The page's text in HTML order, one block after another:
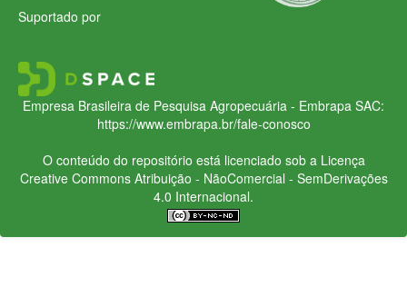
Suportado por
Empresa Brasileira de Pesquisa Agropecuária - Embrapa SAC:
https://www.embrapa.br/fale-conosco
O conteúdo do repositório está licenciado sob a Licença
Creative CommonsAtribuição - NãoComercial - SemDerivações
4.0 Internacional.